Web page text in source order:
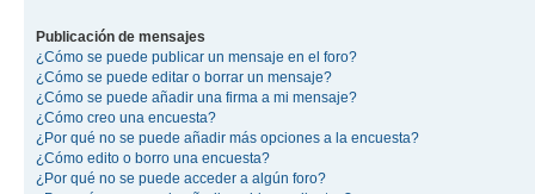
Publicación de mensajes
¿Cómo se puede publicar un mensaje en el foro?
¿Cómo se puede editar o borrar un mensaje?
¿Cómo se puede añadir una firma a mi mensaje?
¿Cómo creo una encuesta?
¿Por qué no se puede añadir más opciones a la encuesta?
¿Cómo edito o borro una encuesta?
¿Por qué no se puede acceder a algún foro?